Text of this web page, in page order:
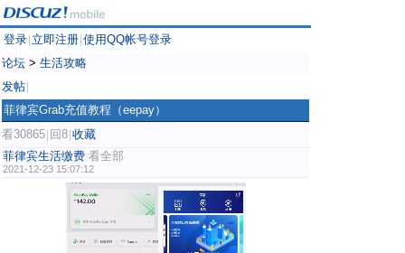
登录 立即注册 使用QQ帐号登录
论坛 > 生活攻略
发帖
菲律宾Grab充值教程（eepay）
看30865 回8 收藏
菲律宾生活缴费 看全部
2021-12-23 15:07:12